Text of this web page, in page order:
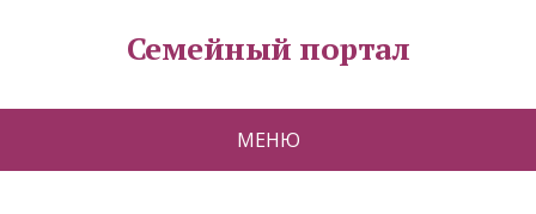
Семейный портал
МЕНЮ